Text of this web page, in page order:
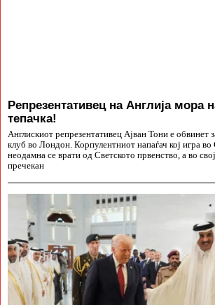
Репрезентативец на Англија мора
тепачка!
Англискиот репрезентативец Ајван Тони е обвинет
клуб во Лондон. Корпулентниот напаѓач кој игра во
неодамна се врати од Светското првенство, а во
пречекан